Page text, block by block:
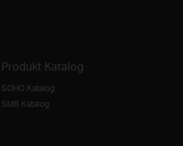
Produkt Katalog
SOHO Katalog
SMB Katalog